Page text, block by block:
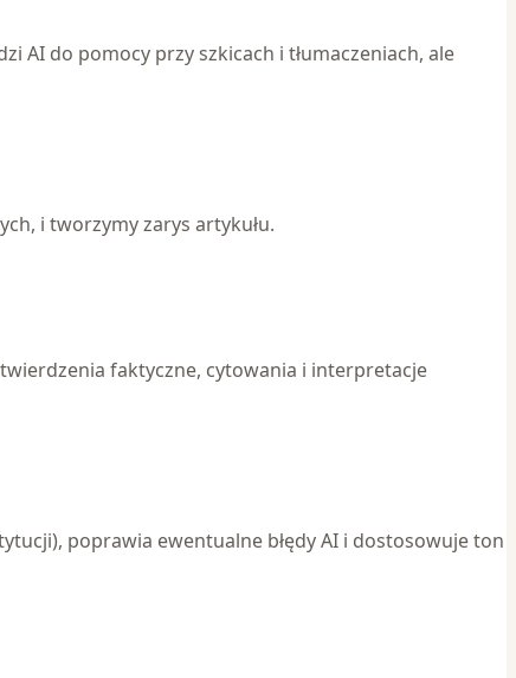
AI do pomocy przy szkicach i tłumaczeniach, ale
i tworzymy zarys artykułu.
faktyczne, cytowania i interpretacje
poprawia ewentualne błędy AI i dostosowuje ton